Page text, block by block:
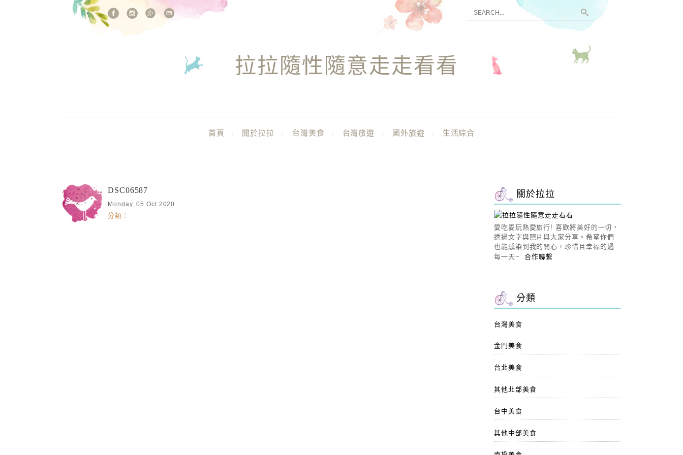
站內搜尋
拉拉隨性隨意走走看看
首頁 關於拉拉 台灣美食 台灣旅遊 國外旅遊 生活綜合
DSC06587
Monday, 05 Oct 2020
分類：
關於拉拉
愛吃愛玩熱愛旅行! 喜歡將美好的一切，
透過文字與照片與大家分享。希望你們
也能感染到我的開心，珍惜且幸福的過
每一天~合作聯繫
分類
台灣美食
金門美食
台北美食
其他北部美食
台中美食
其他中部美食